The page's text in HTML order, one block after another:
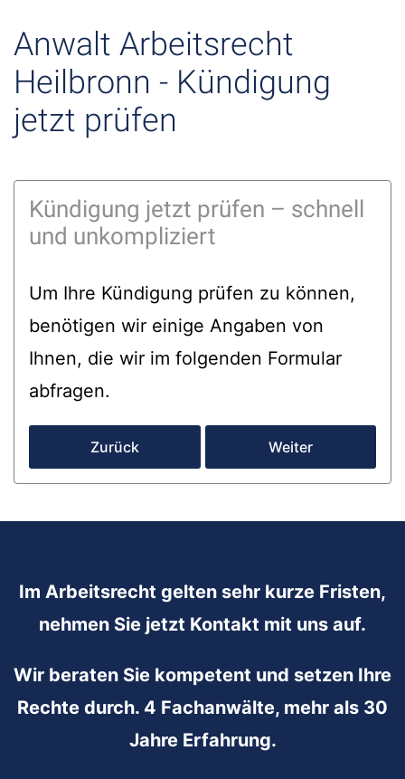
Anwalt Arbeitsrecht
Heilbronn - Kündigung
jetzt prüfen
Kündigung jetzt prüfen – schnell
und unkompliziert
Um Ihre Kündigung prüfen zu können,
benötigen wir einige Angaben von
Ihnen, die wir im folgenden Formular
abfragen.
Zurück Weiter
Im Arbeitsrecht gelten sehr kurze Fristen,
nehmen Sie jetzt Kontakt mit uns auf.
Wir beraten Sie kompetent und setzen Ihre
Rechte durch. 4 Fachanwälte, mehr als 30
Jahre Erfahrung.